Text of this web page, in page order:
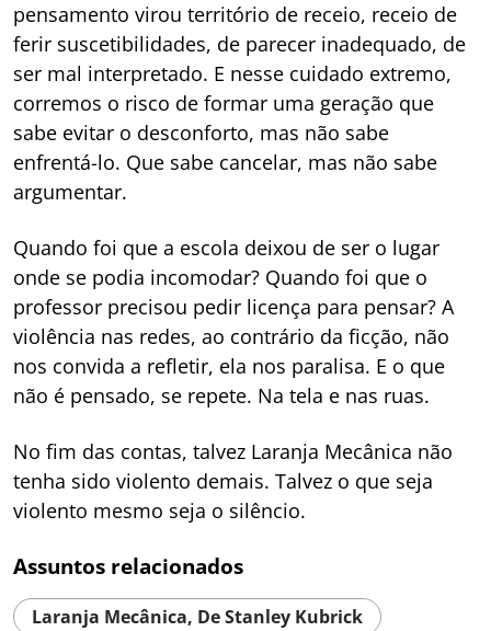
pensamento virou território de receio, receio de
ferir suscetibilidades, de parecer inadequado, de
ser mal interpretado. E nesse cuidado extremo,
corremos o risco de formar uma geração que
sabe evitar o desconforto, mas não sabe
enfrentá-lo. Que sabe cancelar, mas não sabe
argumentar.
Quando foi que a escola deixou de ser o lugar
onde se podia incomodar? Quando foi que o
professor precisou pedir licença para pensar? A
violência nas redes, ao contrário da ficção, não
nos convida a refletir, ela nos paralisa. E o que
não é pensado, se repete. Na tela e nas ruas.
No fim das contas, talvez Laranja Mecânica não
tenha sido violento demais. Talvez o que seja
violento mesmo seja o silêncio.
Assuntos relacionados
Laranja Mecânica, De Stanley Kubrick